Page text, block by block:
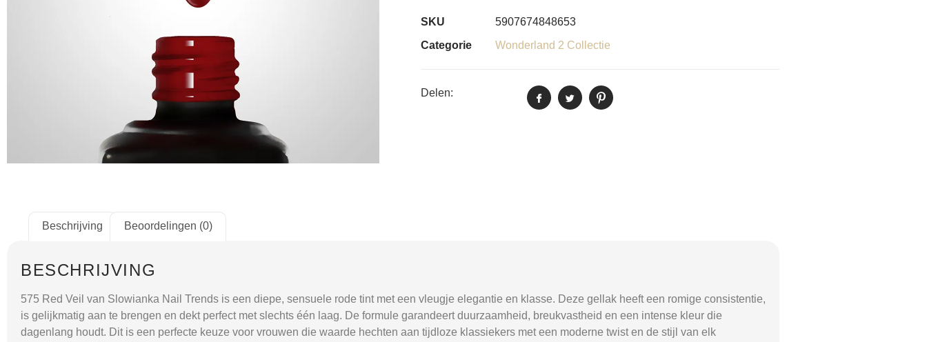
SKU
5907674848653
Categorie
Wonderland 2 Collectie
Delen:
Beschrijving Beoordelingen (0)
BESCHRIJVING
575 Red Veil van Slowianka Nail Trends is een diepe, sensuele rode tint met een vleugje elegantie en klasse. Deze gellak heeft een romige consistentie,
is gelijkmatig aan te brengen en dekt perfect met slechts één laag. De formule garandeert duurzaamheid, breukvastheid en een intense kleur die
dagenlang houdt. Dit is een perfecte keuze voor vrouwen die waarde hechten aan tijdloze klassiekers met een moderne twist en de stijl van elk